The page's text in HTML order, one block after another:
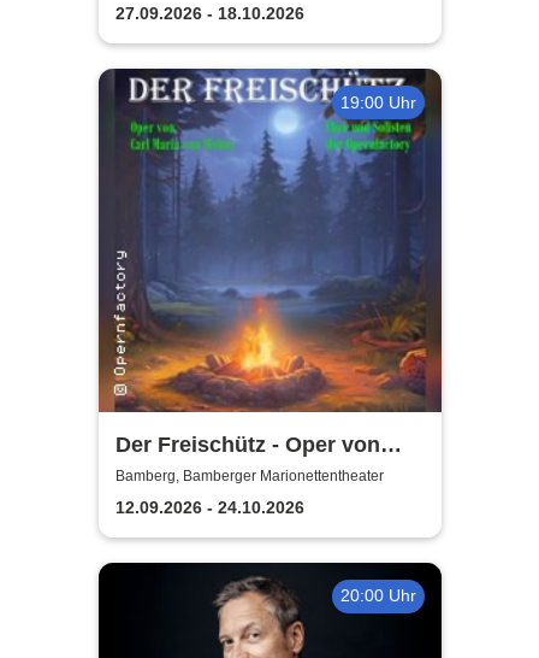
Marionettentheater
27.09.2026 - 18.10.2026
19:00 Uhr
Der Freischütz - Oper von
Carl Maria von Weber
Bamberg, Bamberger Marionettentheater
12.09.2026 - 24.10.2026
20:00 Uhr